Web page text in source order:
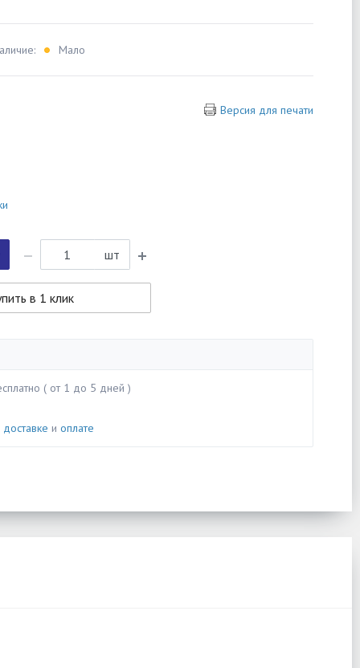
Мало
Версия для печати
шт
в 1 клик
( от 1 до 5 дней )
доставке и оплате